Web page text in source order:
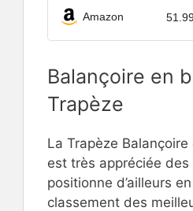
Amazon
Balançoire en
Trapèze
La Trapèze Balançoire
est très appréciée
positionne d’ailleurs
classement des